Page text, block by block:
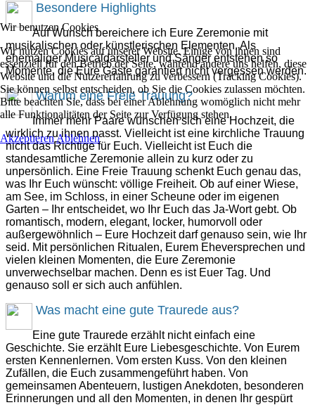
Besondere Highlights
Auf Wunsch bereichere ich Eure Zeremonie mit
musikalischen oder künstlerischen Elementen. Als
ehemaliger Musicaldarsteller und Sänger entstehen so
Momente, die Eure Gäste garantiert nicht vergessen werden.
Warum eine Freie Trauung?
Immer mehr Paare wünschen sich eine Hochzeit, die
wirklich zu ihnen passt. Vielleicht ist eine kirchliche Trauung
nicht das Richtige für Euch. Vielleicht ist Euch die
standesamtliche Zeremonie allein zu kurz oder zu
unpersönlich. Eine Freie Trauung schenkt Euch genau das,
was Ihr Euch wünscht: völlige Freiheit. Ob auf einer Wiese,
am See, im Schloss, in einer Scheune oder im eigenen
Garten – Ihr entscheidet, wo Ihr Euch das Ja-Wort gebt. Ob
romantisch, modern, elegant, locker, humorvoll oder
außergewöhnlich – Eure Hochzeit darf genauso sein, wie Ihr
seid. Mit persönlichen Ritualen, Eurem Eheversprechen und
vielen kleinen Momenten, die Eure Zeremonie
unverwechselbar machen. Denn es ist Euer Tag. Und
genauso soll er sich auch anfühlen.
Was macht eine gute Traurede aus?
Eine gute Traurede erzählt nicht einfach eine
Geschichte. Sie erzählt Eure Liebesgeschichte. Von Eurem
ersten Kennenlernen. Vom ersten Kuss. Von den kleinen
Zufällen, die Euch zusammengeführt haben. Von
gemeinsamen Abenteuern, lustigen Anekdoten, besonderen
Erinnerungen und all den Momenten, in denen Ihr gespürt
Wir benutzen Cookies
Wir nutzen Cookies auf unserer Website. Einige von ihnen sind
essenziell für den Betrieb der Seite, während andere uns helfen, diese
Website und die Nutzererfahrung zu verbessern (Tracking Cookies).
Sie können selbst entscheiden, ob Sie die Cookies zulassen möchten.
Bitte beachten Sie, dass bei einer Ablehnung womöglich nicht mehr
alle Funktionalitäten der Seite zur Verfügung stehen.
AkzeptierenAblehnen